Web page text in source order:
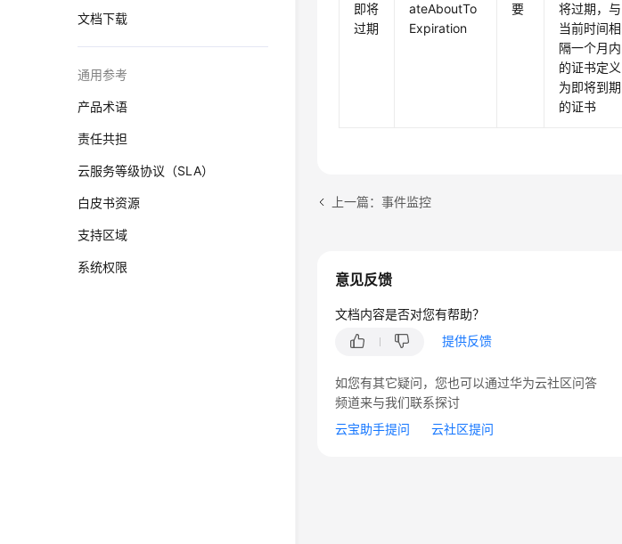
文档下载
通用参考
产品术语
责任共担
云服务等级协议（SLA）
白皮书资源
支持区域
系统权限
即将
过期
ateAboutTo
Expiration
要
将过期，与
当前时间相
隔一个月内
的证书定义
为即将到期
的证书
上一篇：事件监控
意见反馈
文档内容是否对您有帮助？
提供反馈
如您有其它疑问，您也可以通过华为云社区问答
频道来与我们联系探讨
云宝助手提问
云社区提问